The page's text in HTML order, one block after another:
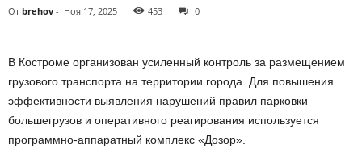
От brehov - Ноя 17, 2025 453 0
В Костроме организован усиленный контроль за размещением
грузового транспорта на территории города. Для повышения
эффективности выявления нарушений правил парковки
большегрузов и оперативного реагирования используется
программно-аппаратный комплекс «Дозор».